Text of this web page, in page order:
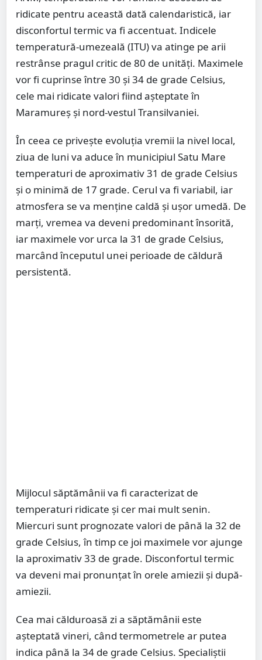
ridicate pentru această dată calendaristică, iar
disconfortul termic va fi accentuat. Indicele
temperatură-umezeală (ITU) va atinge pe arii
restrânse pragul critic de 80 de unități. Maximele
vor fi cuprinse între 30 și 34 de grade Celsius,
cele mai ridicate valori fiind așteptate în
Maramureș și nord-vestul Transilvaniei.
În ceea ce privește evoluția vremii la nivel local,
ziua de luni va aduce în municipiul Satu Mare
temperaturi de aproximativ 31 de grade Celsius
și o minimă de 17 grade. Cerul va fi variabil, iar
atmosfera se va menține caldă și ușor umedă. De
marți, vremea va deveni predominant însorită,
iar maximele vor urca la 31 de grade Celsius,
marcând începutul unei perioade de căldură
persistentă.
Mijlocul săptămânii va fi caracterizat de
temperaturi ridicate și cer mai mult senin.
Miercuri sunt prognozate valori de până la 32 de
grade Celsius, în timp ce joi maximele vor ajunge
la aproximativ 33 de grade. Disconfortul termic
va deveni mai pronunțat în orele amiezii și după-
amiezii.
Cea mai călduroasă zi a săptămânii este
așteptată vineri, când termometrele ar putea
indica până la 34 de grade Celsius. Specialiștii